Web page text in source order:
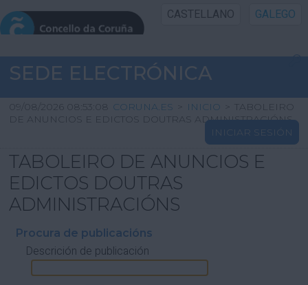
CASTELLANO GALEGO
INICIO SEDE
INICIO
INFORMACIÓN PÚBLICA
CARTAFOL CIDADÁN
UTILIDADES
AXUDA
SEDE ELECTRÓNICA
09/08/2026 08:53:08 CORUNA.ES > INICIO > TABOLEIRO
DE ANUNCIOS E EDICTOS DOUTRAS ADMINISTRACIÓNS
INICIAR SESIÓN
TABOLEIRO DE ANUNCIOS E
EDICTOS DOUTRAS
ADMINISTRACIÓNS
Procura de publicacións
Descrición de publicación